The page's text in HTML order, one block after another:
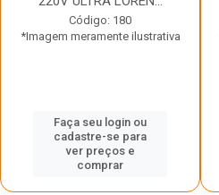
Código: 180
*Imagem meramente ilustrativa
Faça seu login ou
cadastre-se para
ver preços e
comprar